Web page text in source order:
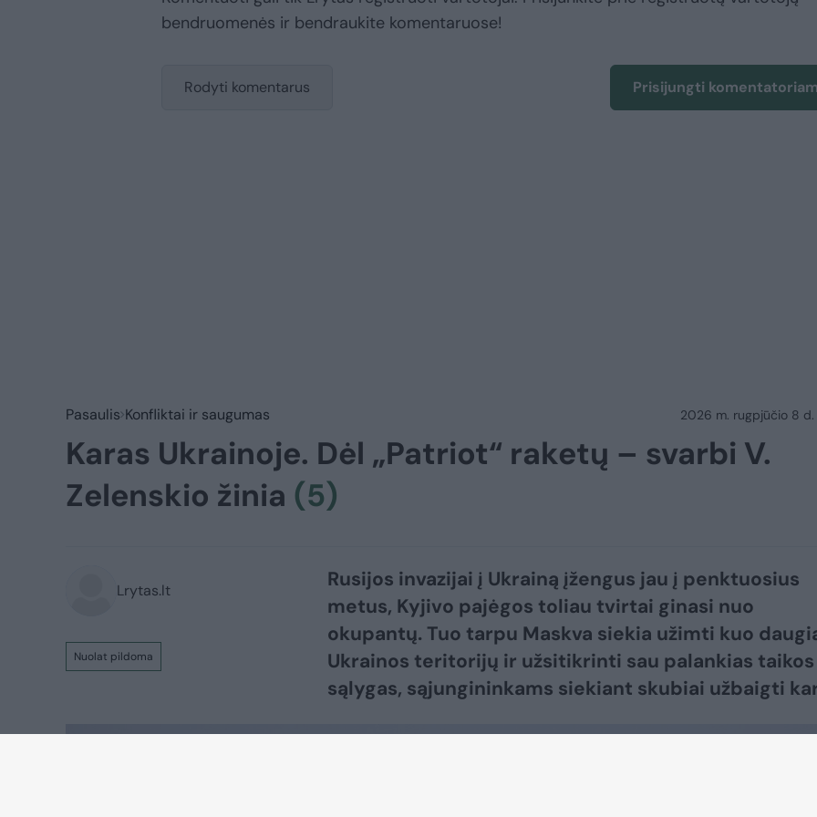
bendruomenės ir bendraukite komentaruose!
Rodyti komentarus Prisijungti
Pasaulis Konfliktai ir saugumas 2026 m. rugpjūčio 8 d.
Karas Ukrainoje. Dėl „Patriot“ raketų – svarbi V.
Zelenskio žinia (5)
Lrytas.lt
Nuolat pildoma
Rusijos invazijai į Ukrainą įžengus jau į penktuosius
metus, Kyjivo pajėgos toliau tvirtai ginasi nuo
okupantų. Tuo tarpu Maskva siekia užimti kuo
Ukrainos teritorijų ir užsitikrinti sau palankias taikos
sąlygas, sąjungininkams siekiant skubiai užbaigti